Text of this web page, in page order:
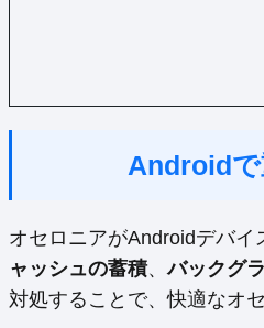
Androidで
オセロニアがAndroidデバ
ャッシュの蓄積、バックグ
対処することで、快適なオ